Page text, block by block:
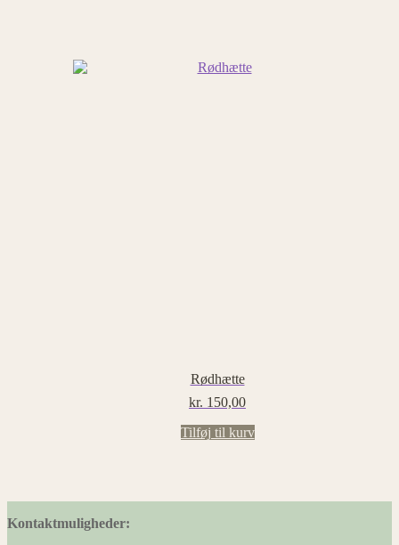
Rødhætte
kr. 150,00
Tilføj til kurv
Kontaktmuligheder: